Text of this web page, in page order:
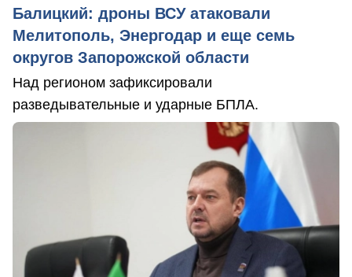
Балицкий: дроны ВСУ атаковали
Мелитополь, Энергодар и еще семь
округов Запорожской области
Над регионом зафиксировали
разведывательные и ударные БПЛА.